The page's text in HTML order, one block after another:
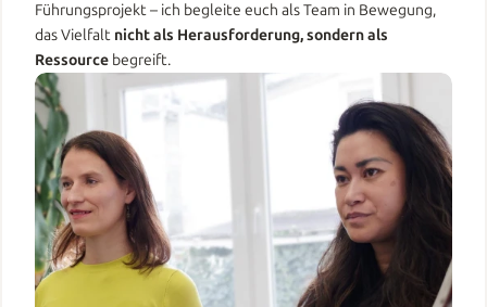
Führungsprojekt – ich begleite euch als Team in Bewegung,
das Vielfalt nicht als Herausforderung, sondern als
Ressource begreift.